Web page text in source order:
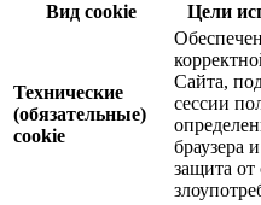
Вид cookie Цели
Технические
(обязательные)
cookie
Сайта,
сессии
браузера
защита от